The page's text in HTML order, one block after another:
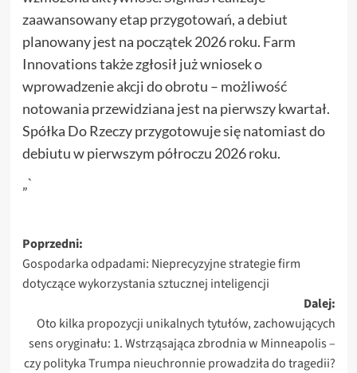
zaawansowany etap przygotowań, a debiut
planowany jest na początek 2026 roku. Farm
Innovations także zgłosił już wniosek o
wprowadzenie akcji do obrotu – możliwość
notowania przewidziana jest na pierwszy kwartał.
Spółka Do Rzeczy przygotowuje się natomiast do
debiutu w pierwszym półroczu 2026 roku.
„`
Zobacz
wpisy
Poprzedni:
Gospodarka odpadami: Nieprecyzyjne strategie firm
dotyczące wykorzystania sztucznej inteligencji
Dalej:
Oto kilka propozycji unikalnych tytułów, zachowujących
sens oryginału: 1. Wstrząsająca zbrodnia w Minneapolis –
czy polityka Trumpa nieuchronnie prowadziła do tragedii?